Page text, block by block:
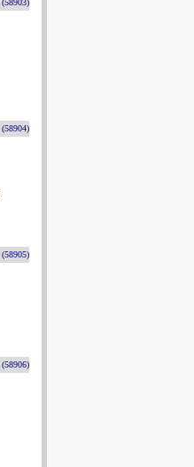
(58903)
(58904)
(58905)
(58906)